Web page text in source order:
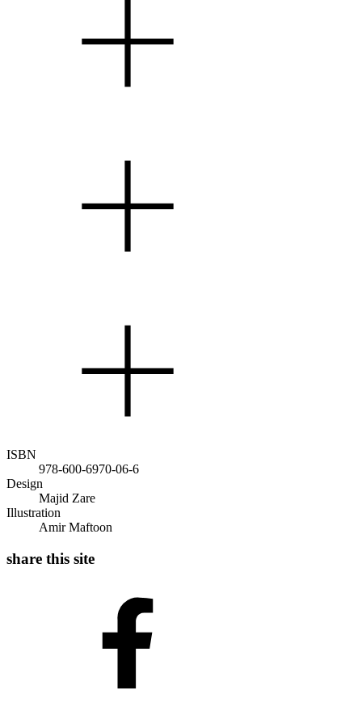
ISBN
978-600-6970-06-6
Design
Majid Zare
Illustration
Amir Maftoon
share this site